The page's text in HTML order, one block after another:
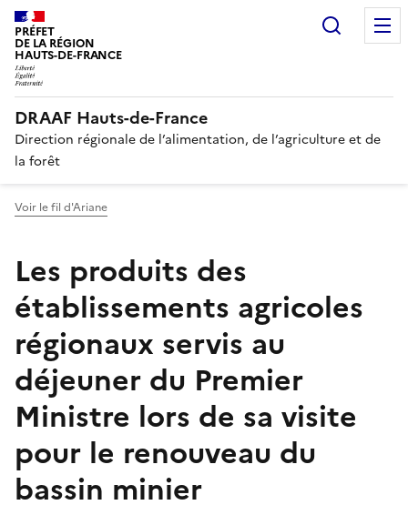
PRÉFET
DE LA RÉGION
HAUTS-DE-FRANCE
DRAAF Hauts-de-France
Direction régionale de l’alimentation, de l’agriculture et de
la forêt
Voir le fil d'Ariane
Les produits des
établissements agricoles
régionaux servis au
déjeuner du Premier
Ministre lors de sa visite
pour le renouveau du
bassin minier